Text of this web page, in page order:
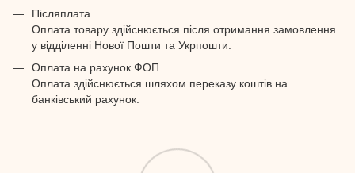
Післяплата
Оплата товару здійснюється після отримання замовлення
у відділенні Нової Пошти та Укрпошти.
Оплата на рахунок ФОП
Оплата здійснюється шляхом переказу коштів на
банківський рахунок.